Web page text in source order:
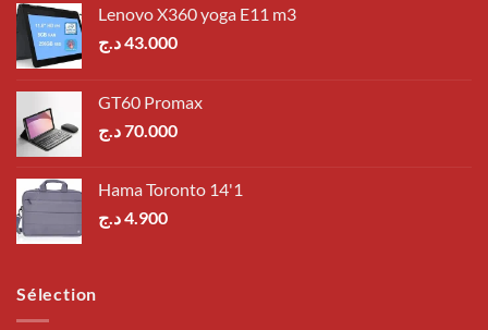
Lenovo X360 yoga E11 m3
43.000د.ج
GT60 Promax
70.000د.ج
Hama Toronto 14'1
4.900د.ج
Sélection